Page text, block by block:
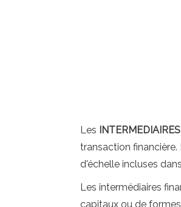
Les
transaction
d'échelle incluses
Les intermédiaires
capitaux ou de